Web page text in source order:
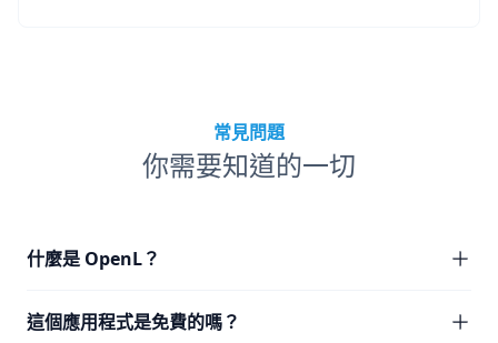
常見問題
你需要知道的一切
什麼是 OpenL？
這個應用程式是免費的嗎？